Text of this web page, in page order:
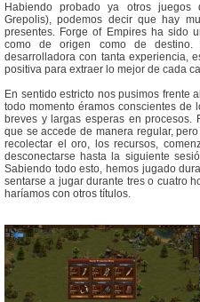
Habiendo probado ya otros juegos
Grepolis), podemos decir que hay
presentes. Forge of Empires ha sido
como de origen como de
desarrolladora con tanta experiencia,
positiva para extraer lo mejor de cada
En sentido estricto nos pusimos frente
todo momento éramos conscientes de
breves y largas esperas en
que se accede de manera regular,
recolectar el oro, los recursos,
desconectarse hasta la siguiente
Sabiendo todo esto, hemos jugado
sentarse a jugar durante tres o cuatro
haríamos con otros títulos.